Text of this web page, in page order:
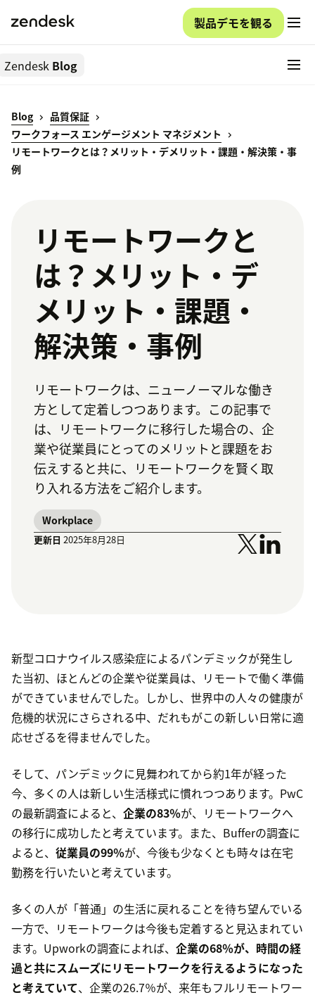
製品デモを観る
Zendesk Blog
Blog
品質保証
ワークフォース エンゲージメント マネジメント
リモートワークとは？メリット・デメリット・課題・解決策・事
例
リモートワークと
は？メリット・デ
メリット・課題・
解決策・事例
リモートワークは、ニューノーマルな働き
方として定着しつつあります。この記事で
は、リモートワークに移行した場合の、企
業や従業員にとってのメリットと課題をお
伝えすると共に、リモートワークを賢く取
り入れる方法をご紹介します。
Workplace
更新日 2025年8月28日
新型コロナウイルス感染症によるパンデミックが発生し
た当初、ほとんどの企業や従業員は、リモートで働く準備
ができていませんでした。しかし、世界中の人々の健康が
危機的状況にさらされる中、だれもがこの新しい日常に適
応せざるを得ませんでした。
そして、パンデミックに見舞われてから約1年が経った
今、多くの人は新しい生活様式に慣れつつあります。PwC
の最新調査によると、 企業の83％が、リモートワークへ
の移行に成功したと考えています。また、Bufferの調査に
よると、 従業員の99％が、今後も少なくとも時々は在宅
勤務を行いたいと考えています。
多くの人が「普通」の生活に戻れることを待ち望んでいる
一方で、リモートワークは今後も定着すると見込まれてい
ます。Upworkの調査によれば、 企業の68％が、時間の経
過と共にスムーズにリモートワークを行えるようになった
と考えていて、企業の26.7％が、来年もフルリモートワー